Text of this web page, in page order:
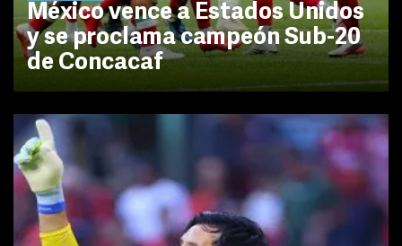
México vence a Estados Unidos
y se proclama campeón Sub-20
de Concacaf